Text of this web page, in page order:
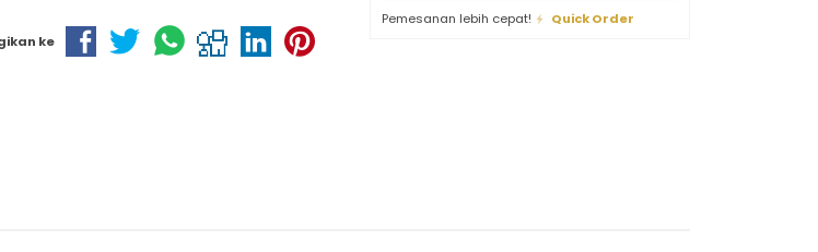
Pemesanan lebih cepat!
Quick Order
ke